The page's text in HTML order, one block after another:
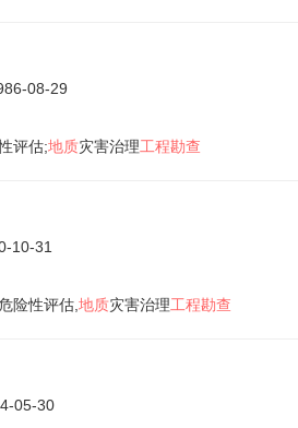
08-29
评估;地质灾害治理工程勘查
10-31
险性评估, 地质灾害治理工程勘查
05-30